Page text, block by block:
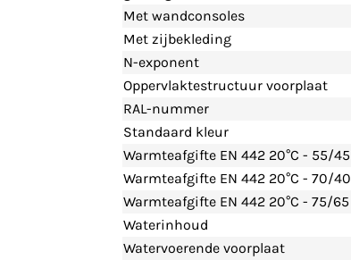
Met wandconsoles
Met zijbekleding
N-exponent
Oppervlaktestructuur voorplaat
RAL-nummer
Standaard kleur
Warmteafgifte EN 442 20°C - 55/45
Warmteafgifte EN 442 20°C - 70/40
Warmteafgifte EN 442 20°C - 75/65
Waterinhoud
Watervoerende voorplaat